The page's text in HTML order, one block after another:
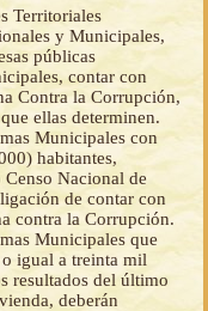
Territoriales
y Municipales,
públicas
contar con
Contra la Corrupción,
ellas determinen.
Municipales con
habitantes,
Nacional de
de contar con
contra la Corrupción.
Municipales que
igual a treinta mil
resultados del último
deberán